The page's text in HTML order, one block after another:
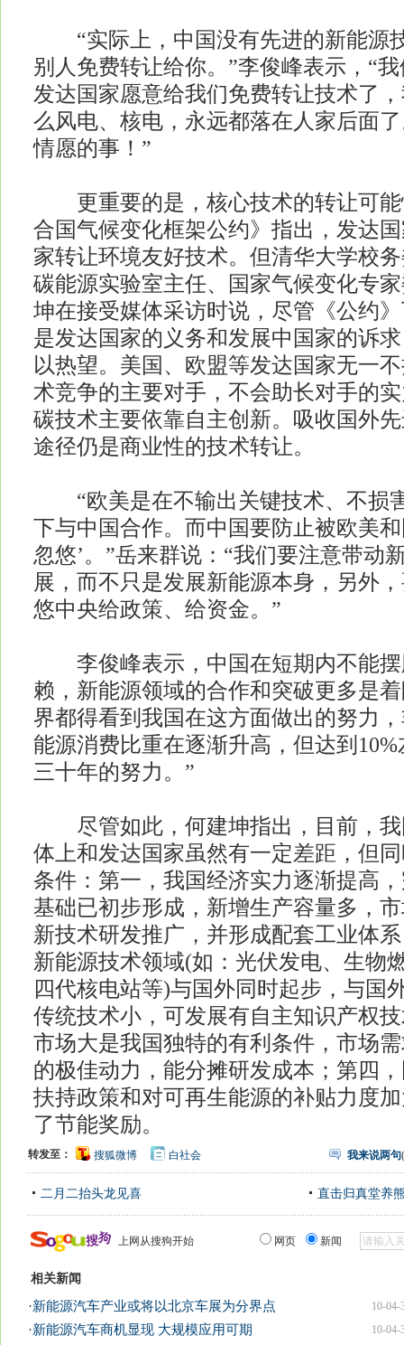
“实际上，中国没有先进的新能源
别人免费转让给你。”李俊峰表示，“
发达国家愿意给我们免费转让技术了
么风电、核电，永远都落在人家后面
情愿的事！”
更重要的是，核心技术的转让可能
合国气候变化框架公约》指出，发达
家转让环境友好技术。但清华大学校
碳能源实验室主任、国家气候变化专
坤在接受媒体采访时说，尽管《公约
是发达国家的义务和发展中国家的诉
以热望。美国、欧盟等发达国家无一
术竞争的主要对手，不会助长对手的
碳技术主要依靠自主创新。吸收国外
途径仍是商业性的技术转让。
“欧美是在不输出关键技术、不损
下与中国合作。而中国要防止被欧美
忽悠’。”岳来群说：“我们要注意带动
展，而不只是发展新能源本身，另外
悠中央给政策、给资金。”
李俊峰表示，中国在短期内不能摆
赖，新能源领域的合作和突破更多是
界都得看到我国在这方面做出的努力
能源消费比重在逐渐升高，但达到
三十年的努力。”
尽管如此，何建坤指出，目前，我
体上和发达国家虽然有一定差距，但
条件：第一，我国经济实力逐渐提高
基础已初步形成，新增生产容量多，
新技术研发推广，并形成配套工业体
新能源技术领域(如：光伏发电、生物
四代核电站等)与国外同时起步，与国
传统技术小，可发展有自主知识产权
市场大是我国独特的有利条件，市场
的极佳动力，能分摊研发成本；第四
扶持政策和对可再生能源的补贴力度
了节能奖励。
转发至： 搜狐微博 白社会 我来说两句(
二月二抬头龙见喜 直击归真堂养
上网从搜狗开始 网页 新闻
相关新闻
10-04-
·新能源汽车产业或将以北京车展为分界点
10-04-
·新能源汽车商机显现 大规模应用可期